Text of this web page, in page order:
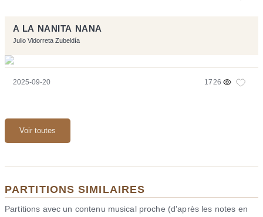
A LA NANITA NANA
Julio Vidorreta Zubeldía
2025-09-20 1726
Voir toutes
PARTITIONS SIMILAIRES
Partitions avec un contenu musical proche (d'après les notes en